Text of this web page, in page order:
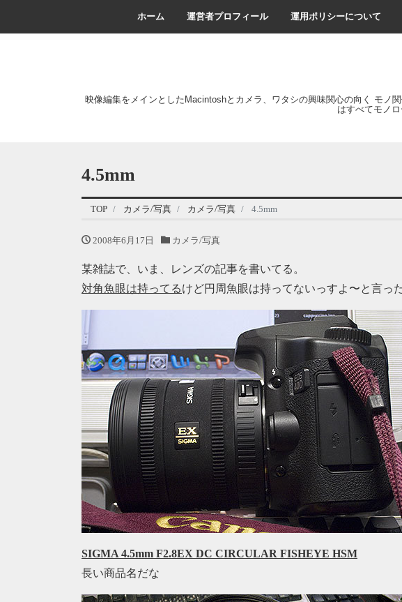
ホーム 運営者プロフィール 運用ポリシーについて
映像編集をメインとしたMacintoshとカメラ、ワタシの興味関心の向く モ
はすべてモノ
4.5mm
TOP カメラ/写真 カメラ/写真 4.5mm
2008年6月17日 カメラ/写真
某雑誌で、いま、レンズの記事を書いてる。
対角魚眼は持ってるけど円周魚眼は持ってないっすよ〜と言っ
SIGMA 4.5mm F2.8EX DC CIRCULAR FISHEYE HSM
長い商品名だな